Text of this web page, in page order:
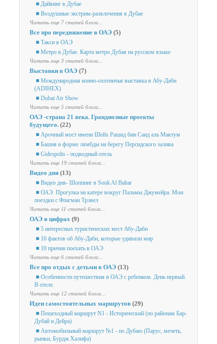
■ Дайвинг в Дубае
■ Воздушные экстрим-развлечения в Дубае
Читать еще 7 статей блога...
Все про передвижение в ОАЭ (5)
■ Такси в ОАЭ
■ Метро в Дубае. Карта метро Дубая на русском языке
Читать еще 3 статей блога...
Выставки в ОАЭ (7)
■ Международная конно-охотничья выставка в Абу-Даби
(ADIHEX)
■ Dubai Air Show
Читать еще 5 статей блога...
ОАЭ -страна 21 века. Грандиозные проекты
будущего. (22)
■ Арочный мост имени Шейх Рашид бин Саид аль Мактум
■ Башня в форме лямбды на берегу Персидского залива
■ Gidropolis - подводный отель
Читать еще 19 статей блога...
Видео дня (13)
■ Видео дня- Шоппинг в Souk Al Bahar
■ ОАЭ. Прогулка на катере вокруг Пальмы Джумейра. Мои
поездки с Флагман Трэвел
Читать еще 11 статей блога...
ОАЭ в цифрах (9)
■ 5 интересных туристических мест Абу-Даби
■ 10 фактов об Абу-Даби, которые удивили мир
■ 10 причин поехать в ОАЭ
Читать еще 6 статей блога...
Все про отдых с детьми в ОАЭ (13)
■ Особенности путешествия в ОАЭ с ребенком. День первый.
В отеле.
Читать еще 12 статей блога...
Идеи самостоятельных маршрутов (29)
■ Пешеходный маршрут N1 - Исторический (по районам Бар-
Дубай и Дейра)
■ Автомобильный маршрут №1 - по Дубаю (Парус, мечеть,
рынки, Бурдж Халифа)